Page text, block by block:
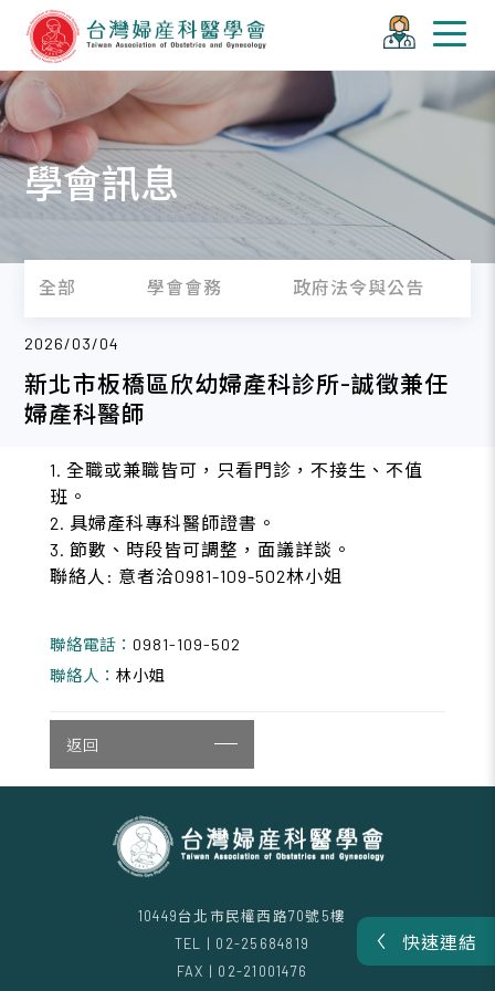
快速連結
學會訊息
全部 學會會務 政府法令與公告
2026/03/04
新北市板橋區欣幼婦產科診所-誠徵兼任
婦產科醫師
1. 全職或兼職皆可，只看門診，不接生、不值
班。
2. 具婦產科專科醫師證書。
3. 節數、時段皆可調整，面議詳談。
聯絡人: 意者洽0981-109-502林小姐
聯絡電話： 0981-109-502
聯絡人： 林小姐
返回
10449台北市民權西路70號5樓
TEL | 02-25684819
FAX | 02-21001476